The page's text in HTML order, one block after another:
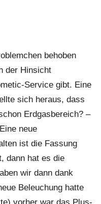
behoben
der Hinsicht
Service gibt. Eine
sich heraus, dass
Erdgasbereich? –
neue
ist die Fassung
dann hat es die
wir dann dank
Beleuchung hatte
vorher war das Plus-